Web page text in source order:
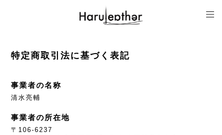
特定商取引法に基づく表記
事業者の名称
清水亮輔
事業者の所在地
〒106-6237